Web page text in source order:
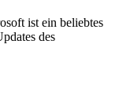
ist ein beliebtes
des